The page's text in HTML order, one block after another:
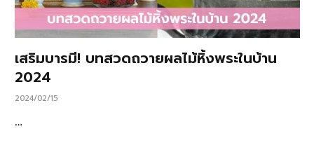
เสริมบารมี! บทสวดถวายผลไม้หิ้งพระในบ้าน
2024
2024/02/15
…